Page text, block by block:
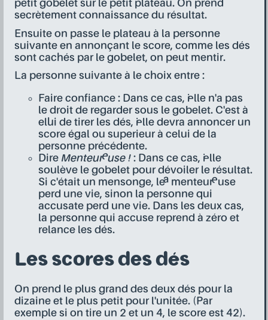
petit gobelet sur le petit plateau. On prend
secrètement connaissance du résultat.
Ensuite on passe le plateau à la personne
suivante en annonçant le score, comme les dés
sont cachés par le gobelet, on peut mentir.
La personne suivante à le choix entre :
Faire confiance : Dans ce cas, i·elle n'a pas
le droit de regarder sous le gobelet. C'est à
ell·ui de tirer les dés, i·elle devra annoncer un
score égal ou superieur à celui de la
personne précédente.
Dire Menteur·euse ! : Dans ce cas, i·elle
soulève le gobelet pour dévoiler le résultat.
Si c'était un mensonge, le·a menteur·euse
perd une vie, sinon la personne qui
accusate perd une vie. Dans les deux cas,
la personne qui accuse reprend à zéro et
relance les dés.
Les scores des dés
On prend le plus grand des deux dés pour la
dizaine et le plus petit pour l'unitée. (Par
exemple si on tire un 2 et un 4, le score est 42).